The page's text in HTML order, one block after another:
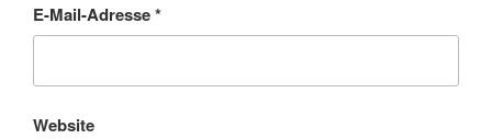
E-Mail-Adresse*
Website